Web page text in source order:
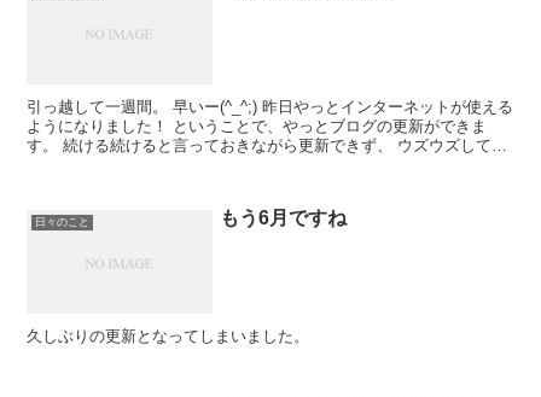
引っ越して一週間。 早いー(^_^;) 昨日やっとインターネットが使える
ようになりました！ ということで、やっとブログの更新ができま
す。 続ける続けると言っておきながら更新できず、 ウズウズしてい
日々のこと もう6月ですね
久しぶりの更新となってしまいました。